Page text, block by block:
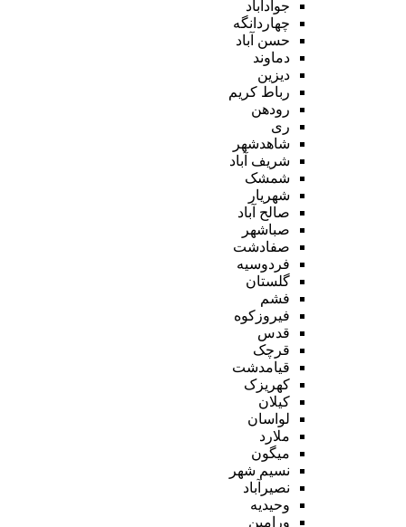
جوادآباد
چهاردانگه
حسن آباد
دماوند
دیزین
رباط کریم
رودهن
ری
شاهدشهر
شریف آباد
شمشک
شهریار
صالح آباد
صباشهر
صفادشت
فردوسیه
گلستان
فشم
فیروزکوه
قدس
قرچک
قیامدشت
کهریزک
کیلان
لواسان
ملارد
میگون
نسیم شهر
نصیرآباد
وحیدیه
ورامین